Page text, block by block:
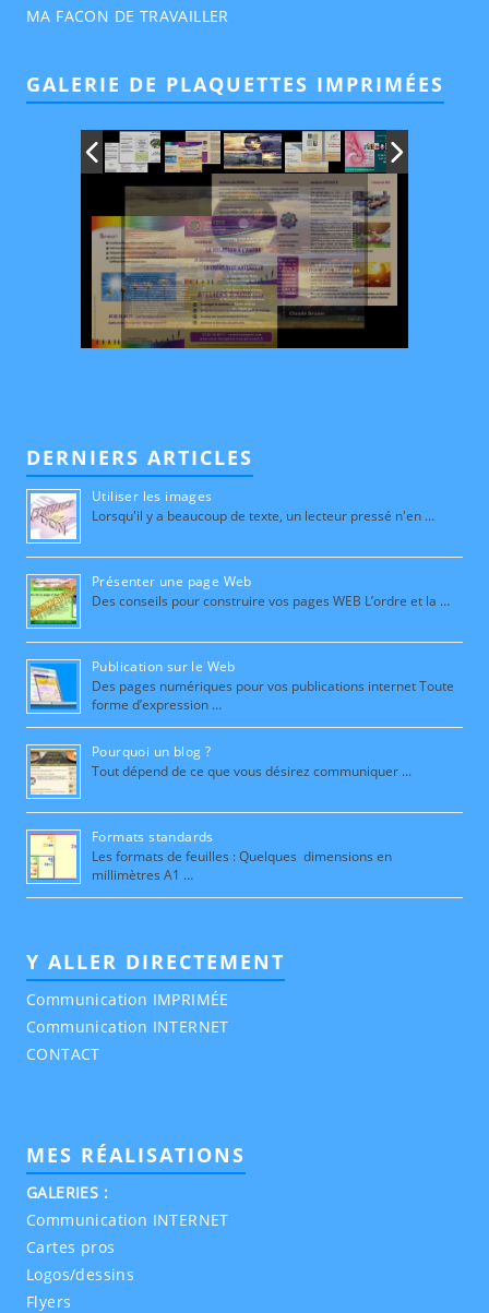
MA FACON DE TRAVAILLER
GALERIE DE PLAQUETTES IMPRIMÉES
DERNIERS ARTICLES
Utiliser les images
Lorsqu'il y a beaucoup de texte, un lecteur pressé n'en …
Présenter une page Web
Des conseils pour construire vos pages WEB L’ordre et la …
Publication sur le Web
Des pages numériques pour vos publications internet Toute
forme d’expression …
Pourquoi un blog ?
Tout dépend de ce que vous désirez communiquer ...
Formats standards
Les formats de feuilles : Quelques dimensions en
millimètres A1 …
Y ALLER DIRECTEMENT
Communication IMPRIMÉE
Communication INTERNET
CONTACT
MES RÉALISATIONS
GALERIES :
Communication INTERNET
Cartes pros
Logos/dessins
Flyers